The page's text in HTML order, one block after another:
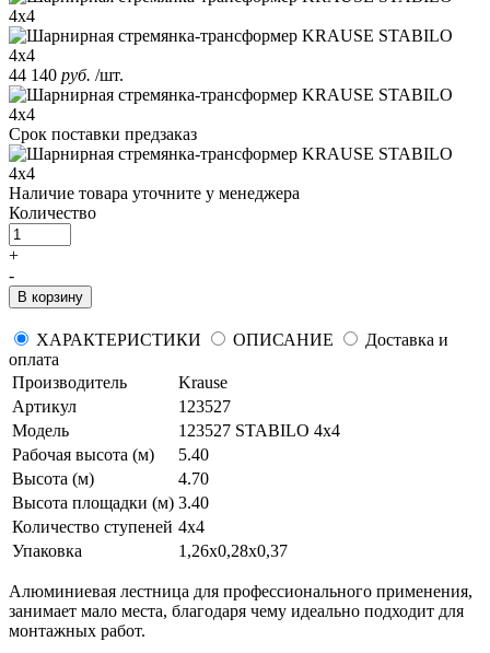
44 140 руб. /шт.
Срок поставки предзаказ
Наличие товара уточните у менеджера
Количество
+
-
В корзину
ХАРАКТЕРИСТИКИ ОПИСАНИЕ
Доставка и
оплата
Производитель
Krause
Артикул
123527
Модель
123527 STABILO 4х4
Рабочая высота (м)
5.40
Высота (м)
4.70
Высота площадки (м) 3.40
Количество ступеней 4х4
Упаковка
1,26х0,28х0,37
Алюминиевая лестница для профессионального применения,
занимает мало места, благодаря чему идеально подходит для
монтажных работ.